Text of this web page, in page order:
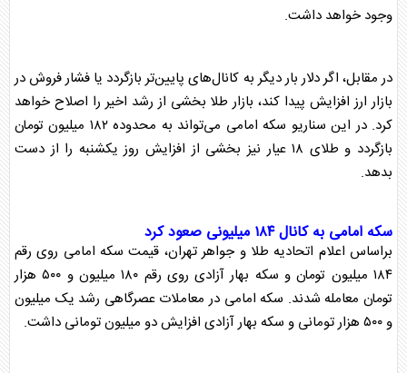
وجود خواهد داشت.
در مقابل، اگر دلار بار دیگر به کانال‌های پایین‌تر بازگردد یا فشار فروش در
بازار ارز افزایش پیدا کند، بازار طلا بخشی از رشد اخیر را اصلاح خواهد
کرد. در این سناریو سکه
امامی می‌تواند به محدوده ۱۸۲ میلیون تومان
بازگردد و طلا
ی ۱۸ عیار نیز بخشی از افزایش روز یکشنبه را از دست
بدهد.
سکه امامی به کانال ۱۸۴ میلیونی صعود کرد
براساس اعلام اتحادیه طلا و جواهر تهران، قیمت سکهامامی روی رقم
۱۸۴ میلیون تومان و
سکه
بهار آزادی روی رقم ۱۸۰ میلیون و ۵۰۰ هزار
تومان معامله شدند. سکهامامی در معاملات عصرگاهی رشد یک میلیون
و ۵۰۰ هزار تومانی و
سکه بهار آزادی افزایش دو میلیون تومانی داشت.